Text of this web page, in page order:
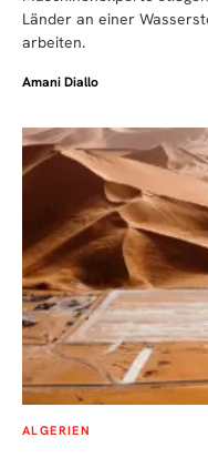
Länder an einer
arbeiten.
Amani Diallo
ALGERIEN